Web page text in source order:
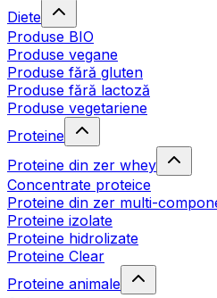
Diete
Produse BIO
Produse vegane
Produse fără gluten
Produse fără lactoză
Produse vegetariene
Proteine
Proteine din zer whey
Concentrate proteice
Proteine din zer multi-
Proteine izolate
Proteine hidrolizate
Proteine Clear
Proteine animale